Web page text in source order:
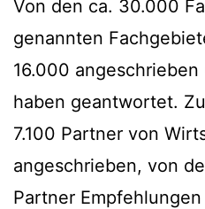
Von den ca. 30.000
genannten
16.000
haben geantwortet.
7.100 Partner von
angeschrieben, von
Partner Empfehlungen